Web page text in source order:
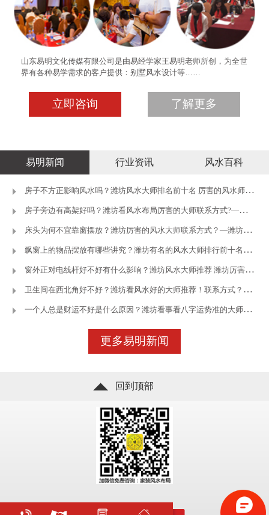
山东易明文化传媒有限公司是由易经学家王易明老师所创，为全世
界有各种易学需求的客户提供：别墅风水设计等……
立即咨询 了解更多
立即咨询 了解更多
立即咨询 了解更多
易明新闻 行业资讯 风水百科
房子不方正影响风水吗？潍坊风水大师排名前十名 厉害的风水师推荐
房子旁边有高架好吗？潍坊看风水布局厉害的大师联系方式?—潍坊王
床头为何不宜靠窗摆放？潍坊厉害的风水大师联系方式？—潍坊王易明
飘窗上的物品摆放有哪些讲究？潍坊有名的风水大师排行前十名—潍坊
窗外正对电线杆好不好有什么影响？潍坊风水大师推荐 潍坊厉害的风
卫生间在西北角好不好？潍坊看风水好的大师推荐！联系方式？—潍坊王
一个人总是财运不好是什么原因？潍坊看事看八字运势准的大师—潍坊
更多易明新闻
回到顶部